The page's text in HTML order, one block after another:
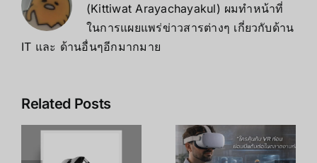
(Kittiwat Arayachayakul) ผมทำหน้าที่
ในการแผยแพร่ข่าวสารต่างๆ เกี่ยวกับด้าน
IT และ ด้านอื่นๆอีกมากมาย
Related Posts
เพิ่ม
ประสิทธิภาพ